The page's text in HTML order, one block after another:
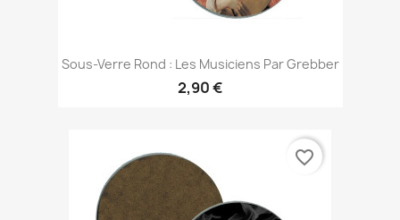
Sous-Verre Rond : Les Musiciens Par Grebber
2,90 €
favorite_border